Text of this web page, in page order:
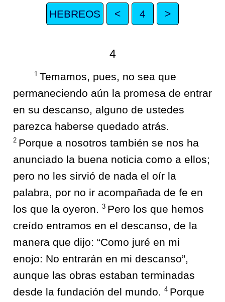
HEBREOS < 4 >
4
1 Temamos, pues, no sea que
permaneciendo aún la promesa de entrar
en su descanso, alguno de ustedes
parezca haberse quedado atrás.
2 Porque a nosotros también se nos ha
anunciado la buena noticia como a ellos;
pero no les sirvió de nada el oír la
palabra, por no ir acompañada de fe en
los que la oyeron. 3 Pero los que hemos
creído entramos en el descanso, de la
manera que dijo: “Como juré en mi
enojo: No entrarán en mi descanso”,
aunque las obras estaban terminadas
desde la fundación del mundo. 4 Porque